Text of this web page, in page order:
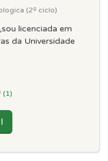
(2º ciclo)
licenciada em
da Universidade
(1)